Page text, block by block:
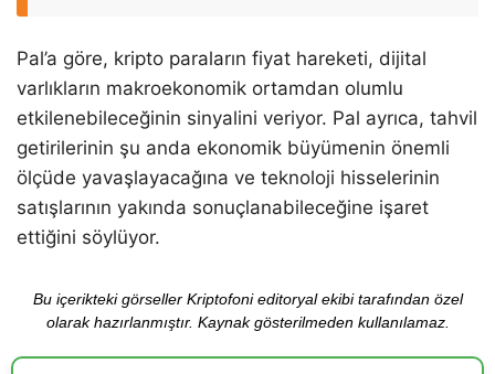
Pal’a göre, kripto paraların fiyat hareketi, dijital
varlıkların makroekonomik ortamdan olumlu
etkilenebileceğinin sinyalini veriyor. Pal ayrıca, tahvil
getirilerinin şu anda ekonomik büyümenin önemli
ölçüde yavaşlayacağına ve teknoloji hisselerinin
satışlarının yakında sonuçlanabileceğine işaret
ettiğini söylüyor.
Bu içerikteki görseller Kriptofoni editoryal ekibi tarafından özel
olarak hazırlanmıştır. Kaynak gösterilmeden kullanılamaz.